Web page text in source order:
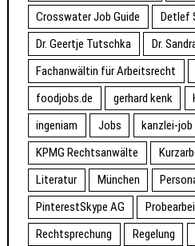
Crosswater Job Guide
Detlef
Dr. Geertje Tutschka
Dr.
Fachanwältin für Arbeitsrecht
foodjobs.de
gerhard kenk
ingeniam
Jobs kanzlei-job
KPMG Rechtsanwälte
Literatur
München
PinterestSkype AG
Rechtsprechung
Regelung